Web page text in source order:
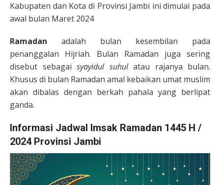
Kabupaten dan Kota di Provinsi Jambi ini dimulai pada
awal bulan Maret 2024
Ramadan adalah bulan kesembilan pada
penanggalan Hijriah. Bulan Ramadan juga sering
disebut sebagai syayidul suhulatau rajanya bulan.
Khusus di bulan Ramadan amal kebaikan umat muslim
akan dibalas dengan berkah pahala yang berlipat
ganda.
Informasi Jadwal Imsak Ramadan 1445 H /
2024 Provinsi Jambi